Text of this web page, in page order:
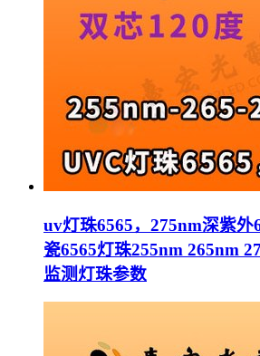
uv灯珠6565，275nm深紫外
瓷6565灯珠255nm 265nm
监测灯珠参数